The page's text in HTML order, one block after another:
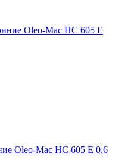
Oleo-Mac HC 605 E 0,6